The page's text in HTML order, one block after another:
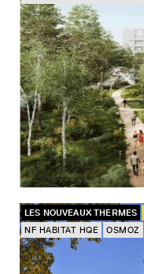
LES NOUVEAUX THERMES
NF HABITAT HQE
OSMOZ